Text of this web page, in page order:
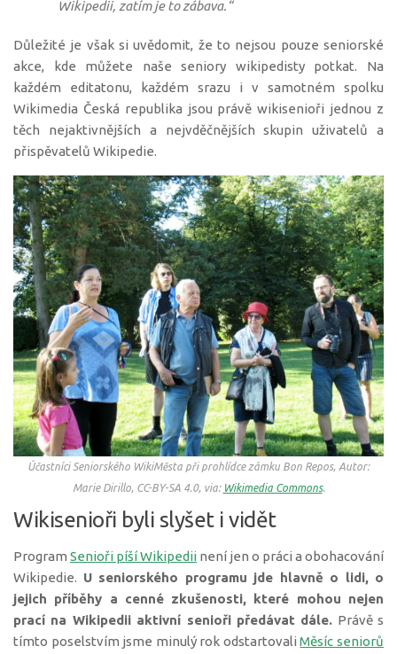
Wikipedii, zatím je to zábava.“
Důležité je však si uvědomit, že to nejsou pouze seniorské
akce, kde můžete naše seniory wikipedisty potkat. Na
každém editatonu, každém srazu i v samotném spolku
Wikimedia Česká republika jsou právě wikisenioři jednou z
těch nejaktivnějších a nejvděčnějších skupin uživatelů a
přispěvatelů Wikipedie.
Účastníci Seniorského WikiMěsta při prohlídce zámku Bon Repos, Autor:
Marie Dirillo, CC-BY-SA 4.0, via: Wikimedia Commons.
Wikisenioři byli slyšet i vidět
Program Senioři píší Wikipedii není jen o práci a obohacování
Wikipedie. U seniorského programu jde hlavně o lidi, o
jejich příběhy a cenné zkušenosti, které mohou nejen
prací na Wikipedii aktivní senioři předávat dále. Právě s
tímto poselstvím jsme minulý rok odstartovaliMěsíc seniorů